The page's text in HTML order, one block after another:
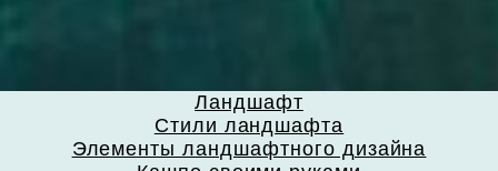
Ландшафт
Стили ландшафта
Элементы ландшафтного дизайна